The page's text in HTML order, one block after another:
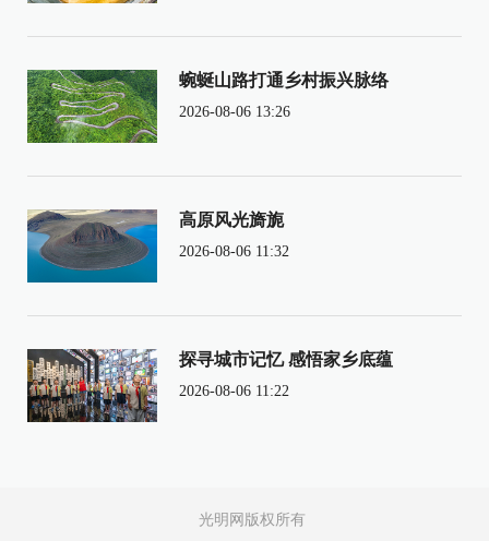
蜿蜒山路打通乡村振兴脉络
2026-08-06 13:26
高原风光旖旎
2026-08-06 11:32
探寻城市记忆 感悟家乡底蕴
2026-08-06 11:22
光明网版权所有